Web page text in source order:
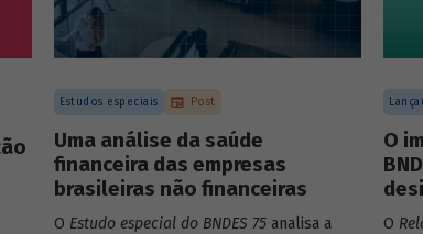
Estudos especiais Post
Uma análise da saúde
financeira das empresas
brasileiras não financeiras
O Estudo especial do BNDES 75 analisa a
O
O